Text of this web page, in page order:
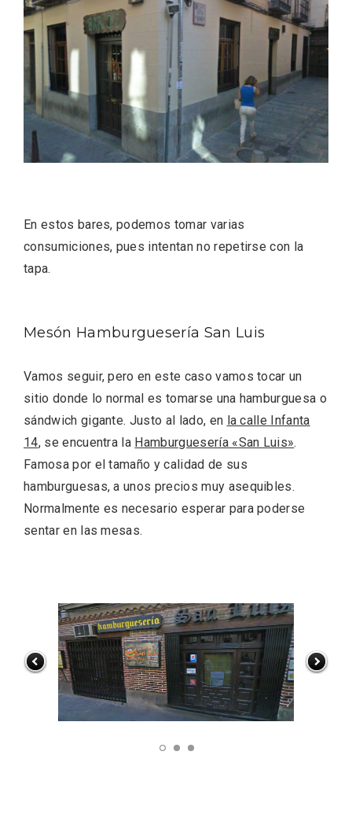
En estos bares, podemos tomar varias
consumiciones, pues intentan no repetirse con la
tapa.
Mesón Hamburguesería San Luis
Vamos seguir, pero en este caso vamos tocar un
sitio donde lo normal es tomarse una hamburguesa o
sándwich gigante. Justo al lado, en la calle Infanta
14, se encuentra la Hamburguesería «San Luis».
Famosa por el tamaño y calidad de sus
hamburguesas, a unos precios muy asequibles.
Normalmente es necesario esperar para poderse
sentar en las mesas.
IV Edición del Festival de Narración Oral,
Memoria, Tierra y Voz
Fiesta de Primavera 2026 en la Ruta del
Vino de Cigales